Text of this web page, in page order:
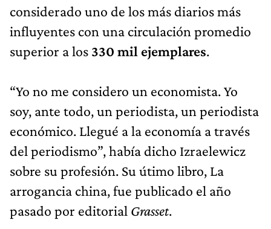
considerado uno de los más diarios más
influyentes con una circulación promedio
superior a los 330 mil ejemplares.
“Yo no me considero un economista. Yo
soy, ante todo, un periodista, un periodista
económico. Llegué a la economía a través
del periodismo”, había dicho Izraelewicz
sobre su profesión. Su útimo libro, La
arrogancia china, fue publicado el año
pasado por editorial Grasset.